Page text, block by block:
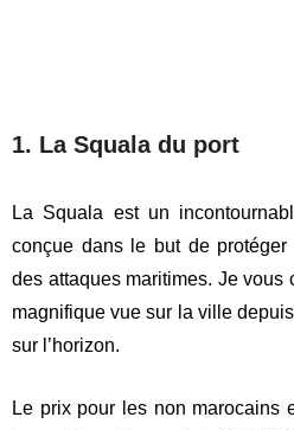
1. La Squala du port
La Squala est un
conçue dans le but de protéger
des attaques maritimes. Je
magnifique vue sur la ville
sur l’horizon.
Le prix pour les non marocains